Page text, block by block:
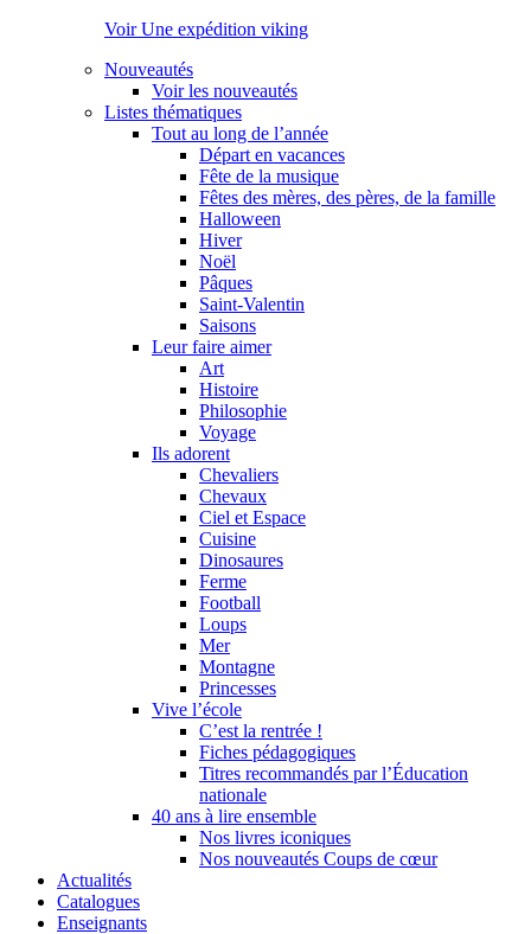
Voir Une expédition viking
Nouveautés
Voir les nouveautés
Listes thématiques
Tout au long de l’année
Départ en vacances
Fête de la musique
Fêtes des mères, des pères, de la famille
Halloween
Hiver
Noël
Pâques
Saint-Valentin
Saisons
Leur faire aimer
Art
Histoire
Philosophie
Voyage
Ils adorent
Chevaliers
Chevaux
Ciel et Espace
Cuisine
Dinosaures
Ferme
Football
Loups
Mer
Montagne
Princesses
Vive l’école
C’est la rentrée !
Fiches pédagogiques
Titres recommandés par l’Éducation
nationale
40 ans à lire ensemble
Nos livres iconiques
Nos nouveautés Coups de cœur
Actualités
Catalogues
Enseignants